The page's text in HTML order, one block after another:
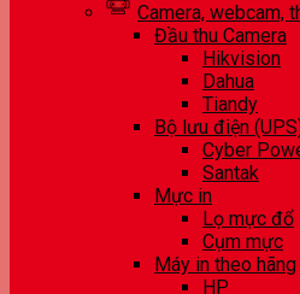
Camera, webcam,
Đầu thu Camera
Hikvision
Dahua
Tiandy
Bộ lưu điện
Cyber
Santak
Mực in
Lọ mực đổ
Cụm mực
Máy in theo hãng
HP